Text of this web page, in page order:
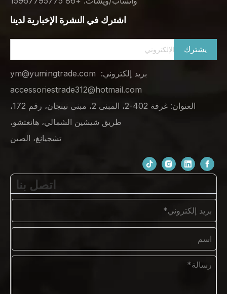
اشترك في النشرة الإخبارية لدينا
يشترك
بريد إلكتروني: ym@yumingtrade.com
accessoriestrade312@hotmail.com
العنوان: غرفة 402-2، المبنى 2، مبنى نينجان، رقم 172،
طريق شيشين الشمالي، هانغتشو،
تشجيانغ، الصين
اتصل بنا